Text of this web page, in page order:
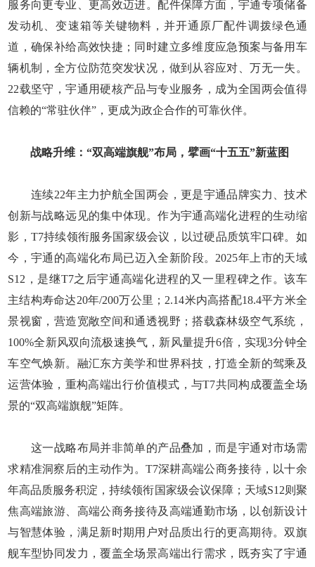
服务向更专业、更高效迈进。配件保障方面，宇通专项储备
发动机、变速箱等关键物料，并开通原厂配件调拨绿色通
道，确保补给高效快捷；同时建立多维度应急预案与备用车
辆机制，全方位防范突发状况，做到从容应对、万无一失。
22载坚守，宇通用硬核产品与专业服务，成为全国两会值得
信赖的“常驻伙伴”，更成为政企合作的可靠伙伴。
战略升维：“双高端旗舰”布局，擘画“十五五”新蓝图
连续22年主力护航全国两会，更是宇通品牌实力、技术
创新与战略远见的集中体现。作为宇通高端化进程的生动缩
影，T7持续领衔服务国家级会议，以过硬品质筑牢口碑。如
今，宇通的高端化布局已迈入全新阶段。2025年上市的天域
S12，是继T7之后宇通高端化进程的又一里程碑之作。该车
主结构寿命达20年/200万公里；2.14米内高搭配18.4平方米全
景视窗，营造宽敞空间和通透视野；搭载森林级空气系统，
100%全新风双向流极速换气，新风量提升6倍，实现3分钟全
车空气焕新。融汇东方美学和世界科技，打造全新的驾乘及
运营体验，重构高端出行价值模式，与T7共同构成覆盖全场
景的“双高端旗舰”矩阵。
这一战略布局并非简单的产品叠加，而是宇通对市场需
求精准洞察后的主动作为。T7深耕高端公商务接待，以十余
年高品质服务积淀，持续领衔国家级会议保障；天域S12则聚
焦高端旅游、高端公商务接待及高端通勤市场，以创新设计
与智慧体验，满足新时期用户对品质出行的更高期待。双旗
舰车型协同发力，覆盖全场景高端出行需求，既夯实了宇通